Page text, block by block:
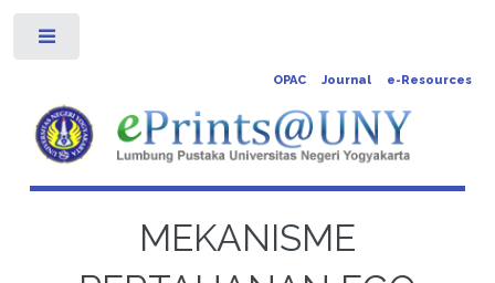
OPAC Journal e-Resources
MEKANISME